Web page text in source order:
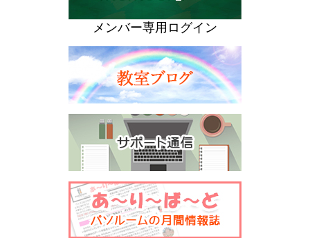
メンバー専用ログイン